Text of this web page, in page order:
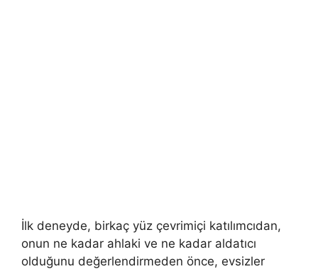
İlk deneyde, birkaç yüz çevrimiçi katılımcıdan,
onun ne kadar ahlaki ve ne kadar aldatıcı
olduğunu değerlendirmeden önce, evsizler